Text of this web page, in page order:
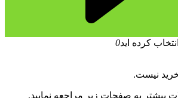
کرده اید0
نیست.
به صفحات زیر مراجعه نمایید.